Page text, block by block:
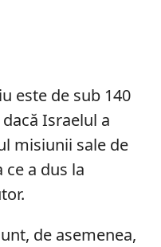
este de sub 140
Israelul a
misiunii sale de
ce a dus la
de asemenea,